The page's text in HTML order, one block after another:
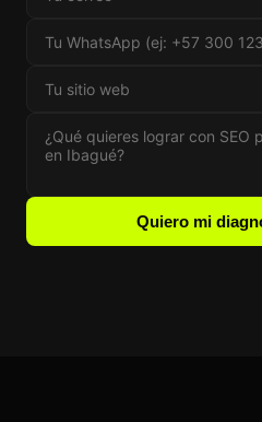
Quiero mi